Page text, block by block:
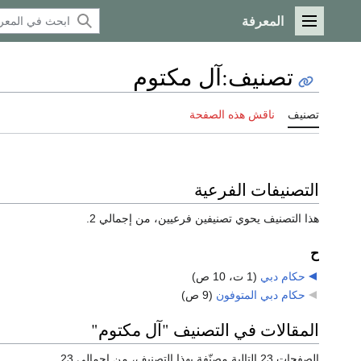
القائمة الرئيسية
المعرفة
تصنيف:آل مكتوم
تصنيف ناقش هذه الصفحة
التصنيفات الفرعية
هذا التصنيف يحوي تصنيفين فرعيين، من إجمالي 2.
ح
حكام دبي (1 ت، 10 ص)
حكام دبي المتوفون (9 ص)
المقالات في التصنيف "آل مكتوم"